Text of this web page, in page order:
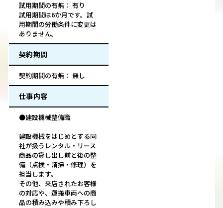
試用期間の有無： 有り
試用期間は6か月です。試
用期間の労働条件に変更は
ありません。
契約期間
契約期間の有無： 無し
仕事内容
●建設機械整備職
建設機械をはじめとする同
社が扱うレンタル・リース
商品の貸し出し前と後の整
備（点検・清掃・修理）を
担当します。
その他、来店されたお客様
の対応や、運搬車両への商
品の積み込みや積み下ろし